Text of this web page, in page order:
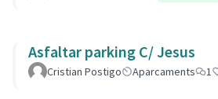
Asfaltar parking C/ Jesus
Cristian Postigo Aparcaments 1